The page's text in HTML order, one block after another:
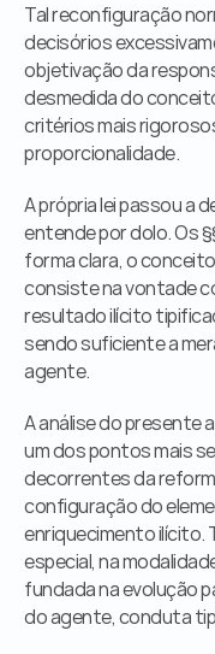
Tal reconfiguração
decisórios
objetivação da
desmedida do
critérios mais
proporcionalidade.
A própria lei passou a
entende por dolo. Os
forma clara, o
consiste na vontade
resultado ilícito
sendo suficiente a
agente.
A análise do
um dos pontos mais
decorrentes da
configuração do
enriquecimento ilícito.
especial, na
fundada na evolução
do agente, conduta